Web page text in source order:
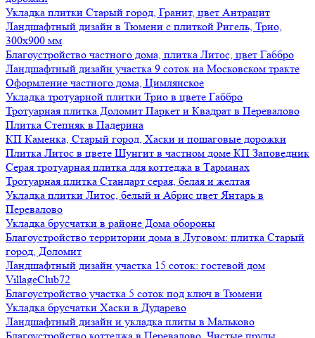
Укладка плитки Старый город, Гранит, цвет Антрацит
Ландшафтный дизайн в Тюмени с плиткой Ригель, Трио,
300х900 мм
Благоустройство частного дома, плитка Литос, цвет Габбро
Ландшафтный дизайн участка 9 соток на Московском тракте
Оформление частного дома, Цимлянское
Укладка тротуарной плитки Трио в цвете Габбро
Тротуарная плитка Доломит Паркет и Квадрат в Перевалово
Плитка Степняк в Падерина
КП Каменка, Старый город, Хаски и пошаговые дорожки
Плитка Литос в цвете Шунгит в частном доме КП Заповедник
Серая тротуарная плитка для коттеджа в Тарманах
Тротуарная плитка Стандарт серая, белая и желтая
Укладка плитки Литос, белый и Абрис цвет Янтарь в
Перевалово
Укладка брусчатки в районе Дома обороны
Благоустройство территории дома в Луговом: плитка Старый
город, Доломит
Ландшафтный дизайн участка 15 соток: гостевой дом
VillageClub72
Благоустройство участка 5 соток под ключ в Тюмени
Укладка брусчатки Хаски в Дударево
Ландшафтный дизайн и укладка плиты в Мальково